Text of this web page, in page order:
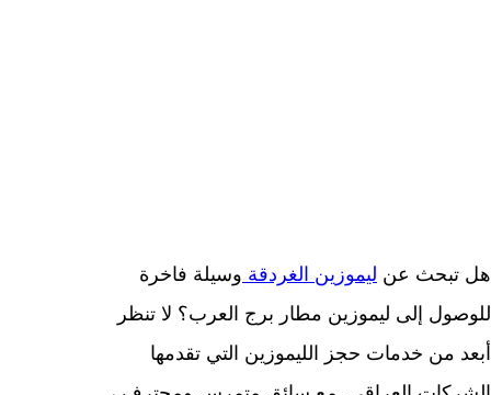
هل تبحث عن ليموزين الغردقة وسيلة فاخرة
للوصول إلى ليموزين مطار برج العرب؟ لا تنظر
أبعد من خدمات حجز الليموزين التي تقدمها